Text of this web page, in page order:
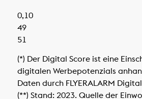
0,10
49
51
(*) Der Digital Score ist eine
digitalen Werbepotenzials
Daten durch FLYERALARM
(**) Stand: 2023. Quelle der